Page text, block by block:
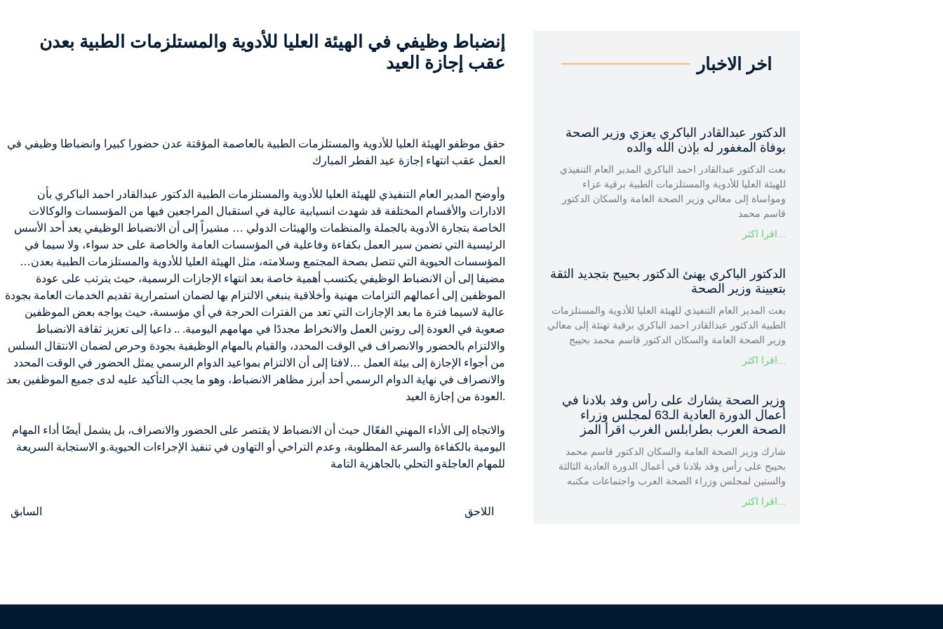
إنضباط وظيفي في الهيئة العليا للأدوية والمستلزمات الطبية بعدن
عقب إجازة العيد
حقق موظفو الهيئة العليا للأدوية والمستلزمات الطبية بالعاصمة المؤقتة عدن حضورا كبيرا وانضباطا وظيفي في
العمل عقب انتهاء إجازة عيد الفطر المبارك
وأوضح المدير العام التنفيذي للهيئة العليا للأدوية والمستلزمات الطبية الدكتور عبدالقادر احمد الباكري بأن
الادارات والأقسام المختلفة قد شهدت انسيابية عالية في استقبال المراجعين فيها من المؤسسات والوكالات
الخاصة بتجارة الأدوية بالجملة والمنظمات والهيئات الدولي … مشيراً إلى أن الانضباط الوظيفي يعد أحد الأسس
الرئيسية التي تضمن سير العمل بكفاءة وفاعلية في المؤسسات العامة والخاصة على حد سواء، ولا سيما في
المؤسسات الحيوية التي تتصل بصحة المجتمع وسلامته، مثل الهيئة العليا للأدوية والمستلزمات الطبية بعدن…
مضيفا إلى أن الانضباط الوظيفي يكتسب أهمية خاصة بعد انتهاء الإجازات الرسمية، حيث يترتب على عودة
الموظفين إلى أعمالهم التزامات مهنية وأخلاقية ينبغي الالتزام بها لضمان استمرارية تقديم الخدمات العامة بجودة
عالية لاسيما فترة ما بعد الإجازات التي تعد من الفترات الحرجة في أي مؤسسة، حيث يواجه بعض الموظفين
صعوبة في العودة إلى روتين العمل والانخراط مجددًا في مهامهم اليومية. .. داعيا إلى تعزيز ثقافة الانضباط
والالتزام بالحضور والانصراف في الوقت المحدد، والقيام بالمهام الوظيفية بجودة وحرص لضمان الانتقال السلس
من أجواء الإجازة إلى بيئة العمل …لافتا إلى أن الالتزام بمواعيد الدوام الرسمي يمثل الحضور في الوقت المحدد
والانصراف في نهاية الدوام الرسمي أحد أبرز مظاهر الانضباط، وهو ما يجب التأكيد عليه لدى جميع الموظفين بعد
العودة من إجازة العيد.
والاتجاه إلى الأداء المهني الفعّال حيث أن الانضباط لا يقتصر على الحضور والانصراف، بل يشمل أيضًا أداء المهام
اليومية بالكفاءة والسرعة المطلوبة، وعدم التراخي أو التهاون في تنفيذ الإجراءات الحيوية.و الاستجابة السريعة
للمهام العاجلةو التحلي بالجاهزية التامة
السابق اللاحق
اخر الاخبار
الدكتور عبدالقادر الباكري يعزي وزير الصحة
بوفاة المغفور له بإذن الله والده
بعث الدكتور عبدالقادر احمد الباكري المدير العام التنفيذي
للهيئة العليا للأدوية والمستلزمات الطبية برقية عزاء
ومواساة إلى معالي وزير الصحة العامة والسكان الدكتور
قاسم محمد
الدكتور الباكري يهنئ الدكتور بحيبح بتجديد الثقة
بتعيينة وزير الصحة
بعث المدير العام التنفيذي للهيئة العليا للأدوية والمستلزمات
الطبية الدكتور عبدالقادر احمد الباكري برقية تهنئة إلى معالي
وزير الصحة العامة والسكان الدكتور قاسم محمد بحيبح
وزير الصحة يشارك على رأس وفد بلادنا في
أعمال الدورة العادية الـ63 لمجلس وزراء
الصحة العرب بطرابلس الغرب اقرأ المز
شارك وزير الصحة العامة والسكان الدكتور قاسم محمد
بحيبح على رأس وفد بلادنا في أعمال الدورة العادية الثالثة
والستين لمجلس وزراء الصحة العرب واجتماعات مكتبه